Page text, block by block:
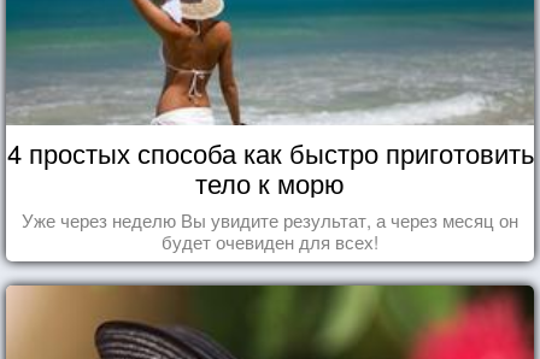
4 простых способа как быстро приготовить
тело к морю
Уже через неделю Вы увидите результат, а через месяц он
будет очевиден для всех!